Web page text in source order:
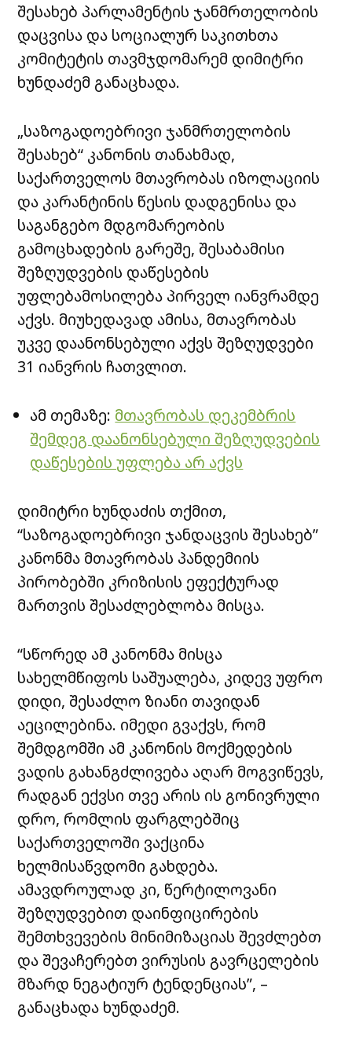
შესახებ პარლამენტის ჯანმრთელობის
დაცვისა და სოციალურ საკითხთა
კომიტეტის თავმჯდომარემ დიმიტრი
ხუნდაძემ განაცხადა.
„საზოგადოებრივი ჯანმრთელობის
შესახებ“ კანონის თანახმად,
საქართველოს მთავრობას იზოლაციის
და კარანტინის წესის დადგენისა და
საგანგებო მდგომარეობის
გამოცხადების გარეშე, შესაბამისი
შეზღუდვების დაწესების
უფლებამოსილება პირველ იანვრამდე
აქვს. მიუხედავად ამისა, მთავრობას
უკვე დაანონსებული აქვს შეზღუდვები
31 იანვრის ჩათვლით.
ამ თემაზე: მთავრობას დეკემბრის
შემდეგ დაანონსებული შეზღუდვების
დაწესების უფლება არ აქვს
დიმიტრი ხუნდაძის თქმით,
“საზოგადოებრივი ჯანდაცვის შესახებ”
კანონმა მთავრობას პანდემიის
პირობებში კრიზისის ეფექტურად
მართვის შესაძლებლობა მისცა.
“სწორედ ამ კანონმა მისცა
სახელმწიფოს საშუალება, კიდევ უფრო
დიდი, შესაძლო ზიანი თავიდან
აეცილებინა. იმედი გვაქვს, რომ
შემდგომში ამ კანონის მოქმედების
ვადის გახანგძლივება აღარ მოგვიწევს,
რადგან ექვსი თვე არის ის გონივრული
დრო, რომლის ფარგლებშიც
საქართველოში ვაქცინა
ხელმისაწვდომი გახდება.
ამავდროულად კი, წერტილოვანი
შეზღუდვებით დაინფიცირების
შემთხვევების მინიმიზაციას შევძლებთ
და შევაჩერებთ ვირუსის გავრცელების
მზარდ ნეგატიურ ტენდენციას”, –
განაცხადა ხუნდაძემ.